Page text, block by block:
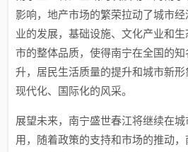
影响，地产市场的繁荣拉动了城市
业的发展，基础设施、文化产业和
市的整体品质，使得南宁在全国的
升，居民生活质量的提升和城市新
现代化、国际化的风采。
展望未来，南宁盛世春江将继续在
用，随着政策的支持和市场的推动